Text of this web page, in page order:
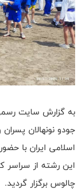
به گزارش سایت
جودو نونهالان
چالوس برگزار گردید.